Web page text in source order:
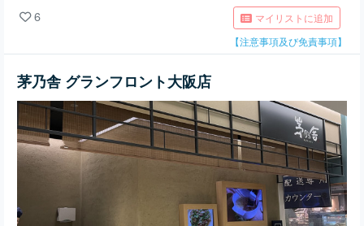
6
マイリストに追加
【注意事項及び免責事項】
茅乃舎 グランフロント大阪店